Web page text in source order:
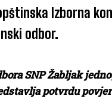
Izborna
odbor.
SNP Žabljak
potvrdu